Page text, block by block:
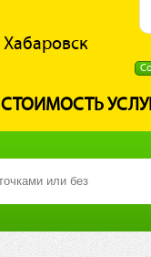
Хабаровск
СТОИМОСТЬ УСЛУГ